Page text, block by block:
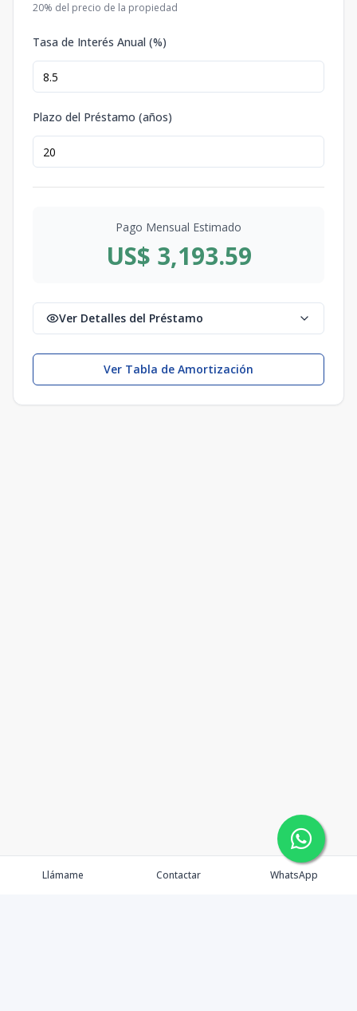
20% del precio de la propiedad
Tasa de Interés Anual (%)
Plazo del Préstamo (años)
Pago Mensual Estimado
US$ 3,193.59
Ver Detalles del Préstamo
Ver Tabla de Amortización
Llámame Contactar WhatsApp